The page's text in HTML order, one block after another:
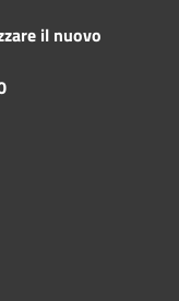
il nuovo